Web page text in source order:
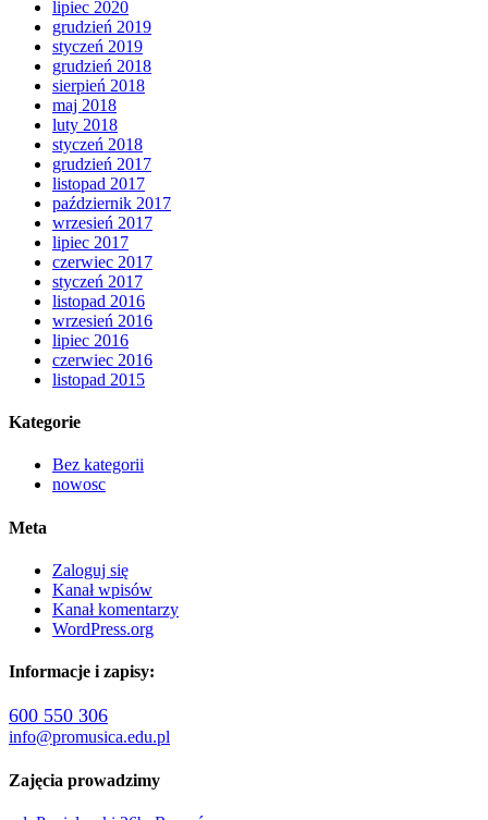
lipiec 2020
grudzień 2019
styczeń 2019
grudzień 2018
sierpień 2018
maj 2018
luty 2018
styczeń 2018
grudzień 2017
listopad 2017
październik 2017
wrzesień 2017
lipiec 2017
czerwiec 2017
styczeń 2017
listopad 2016
wrzesień 2016
lipiec 2016
czerwiec 2016
listopad 2015
Kategorie
Bez kategorii
nowosc
Meta
Zaloguj się
Kanał wpisów
Kanał komentarzy
WordPress.org
Informacje i zapisy:
600 550 306
info@promusica.edu.pl
Zajęcia prowadzimy